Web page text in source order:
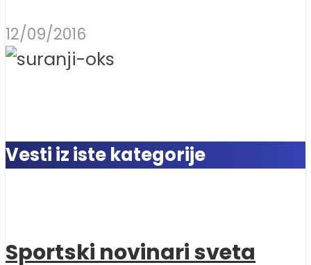
12/09/2016
Vesti iz iste kategorije
Sportski novinari sveta